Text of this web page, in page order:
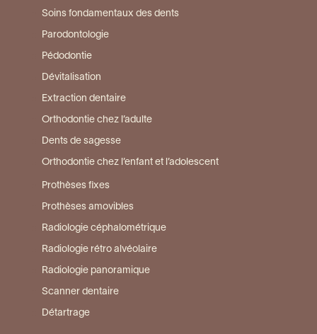
Soins fondamentaux des dents
Parodontologie
Pédodontie
Dévitalisation
Extraction dentaire
Orthodontie chez l’adulte
Dents de sagesse
Orthodontie chez l’enfant et l’adolescent
Prothèses fixes
Prothèses amovibles
Radiologie céphalométrique
Radiologie rétro alvéolaire
Radiologie panoramique
Scanner dentaire
Détartrage